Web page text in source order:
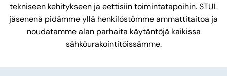
tekniseen kehitykseen ja eettisiin toimintatapoihin. STUL
jäsenenä pidämme yllä henkilöstömme ammattitaitoa ja
noudatamme alan parhaita käytäntöjä kaikissa
sähköurakointitöissämme.